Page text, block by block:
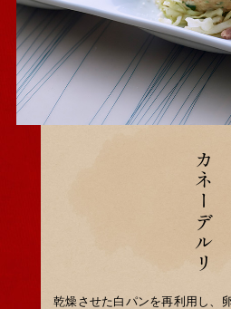
カネーデルリ
乾燥させた白パンを再利用し、